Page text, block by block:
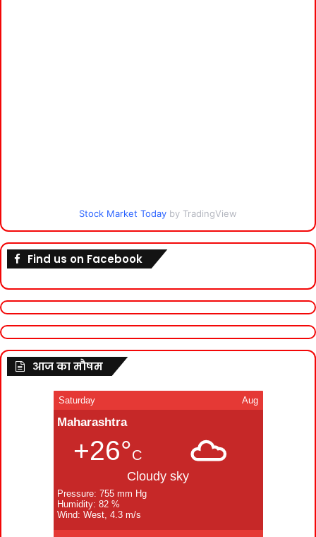
Stock Market Today by TradingView
Find us on Facebook
आज का मौषम
Saturday Aug
Maharashtra
+26°C
Cloudy sky
Pressure: 755 mm Hg
Humidity: 82 %
Wind: West, 4.3 m/s